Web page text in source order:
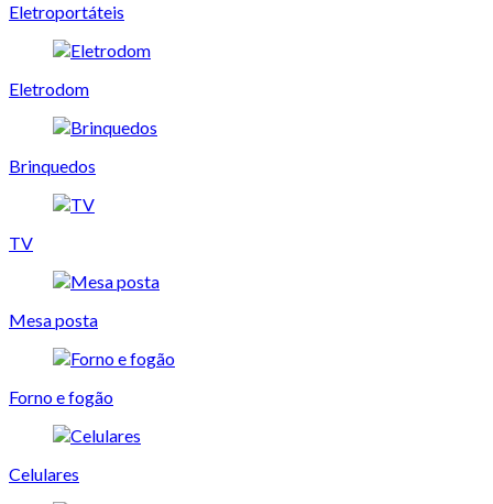
Eletroportáteis
Eletrodom
Brinquedos
TV
Mesa posta
Forno e fogão
Celulares